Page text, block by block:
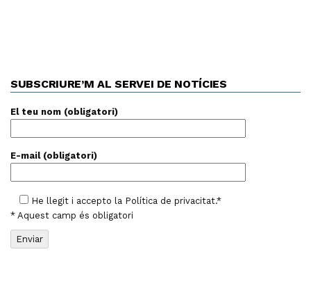
SUBSCRIURE’M AL SERVEI DE NOTÍCIES
El teu nom (obligatori)
E-mail (obligatori)
He llegit i accepto la Política de privacitat.*
* Aquest camp és obligatori